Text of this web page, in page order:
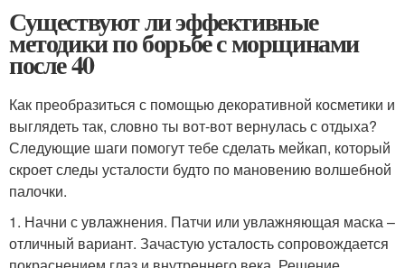
Существуют ли эффективные
методики по борьбе с морщинами
после 40
Как преобразиться с помощью декоративной косметики и
выглядеть так, словно ты вот-вот вернулась с отдыха?
Следующие шаги помогут тебе сделать мейкап, который
скроет следы усталости будто по мановению волшебной
палочки.
1. Начни с увлажнения. Патчи или увлажняющая маска –
отличный вариант. Зачастую усталость сопровождается